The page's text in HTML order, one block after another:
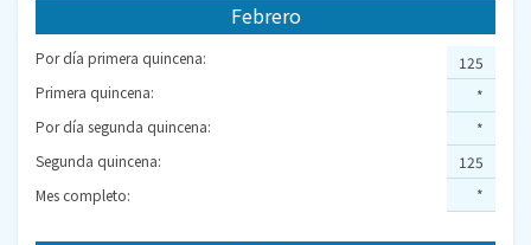
Febrero
Por día primera quincena:
Primera quincena:
Por día segunda quincena:
Segunda quincena:
Mes completo:
125
*
*
125
*